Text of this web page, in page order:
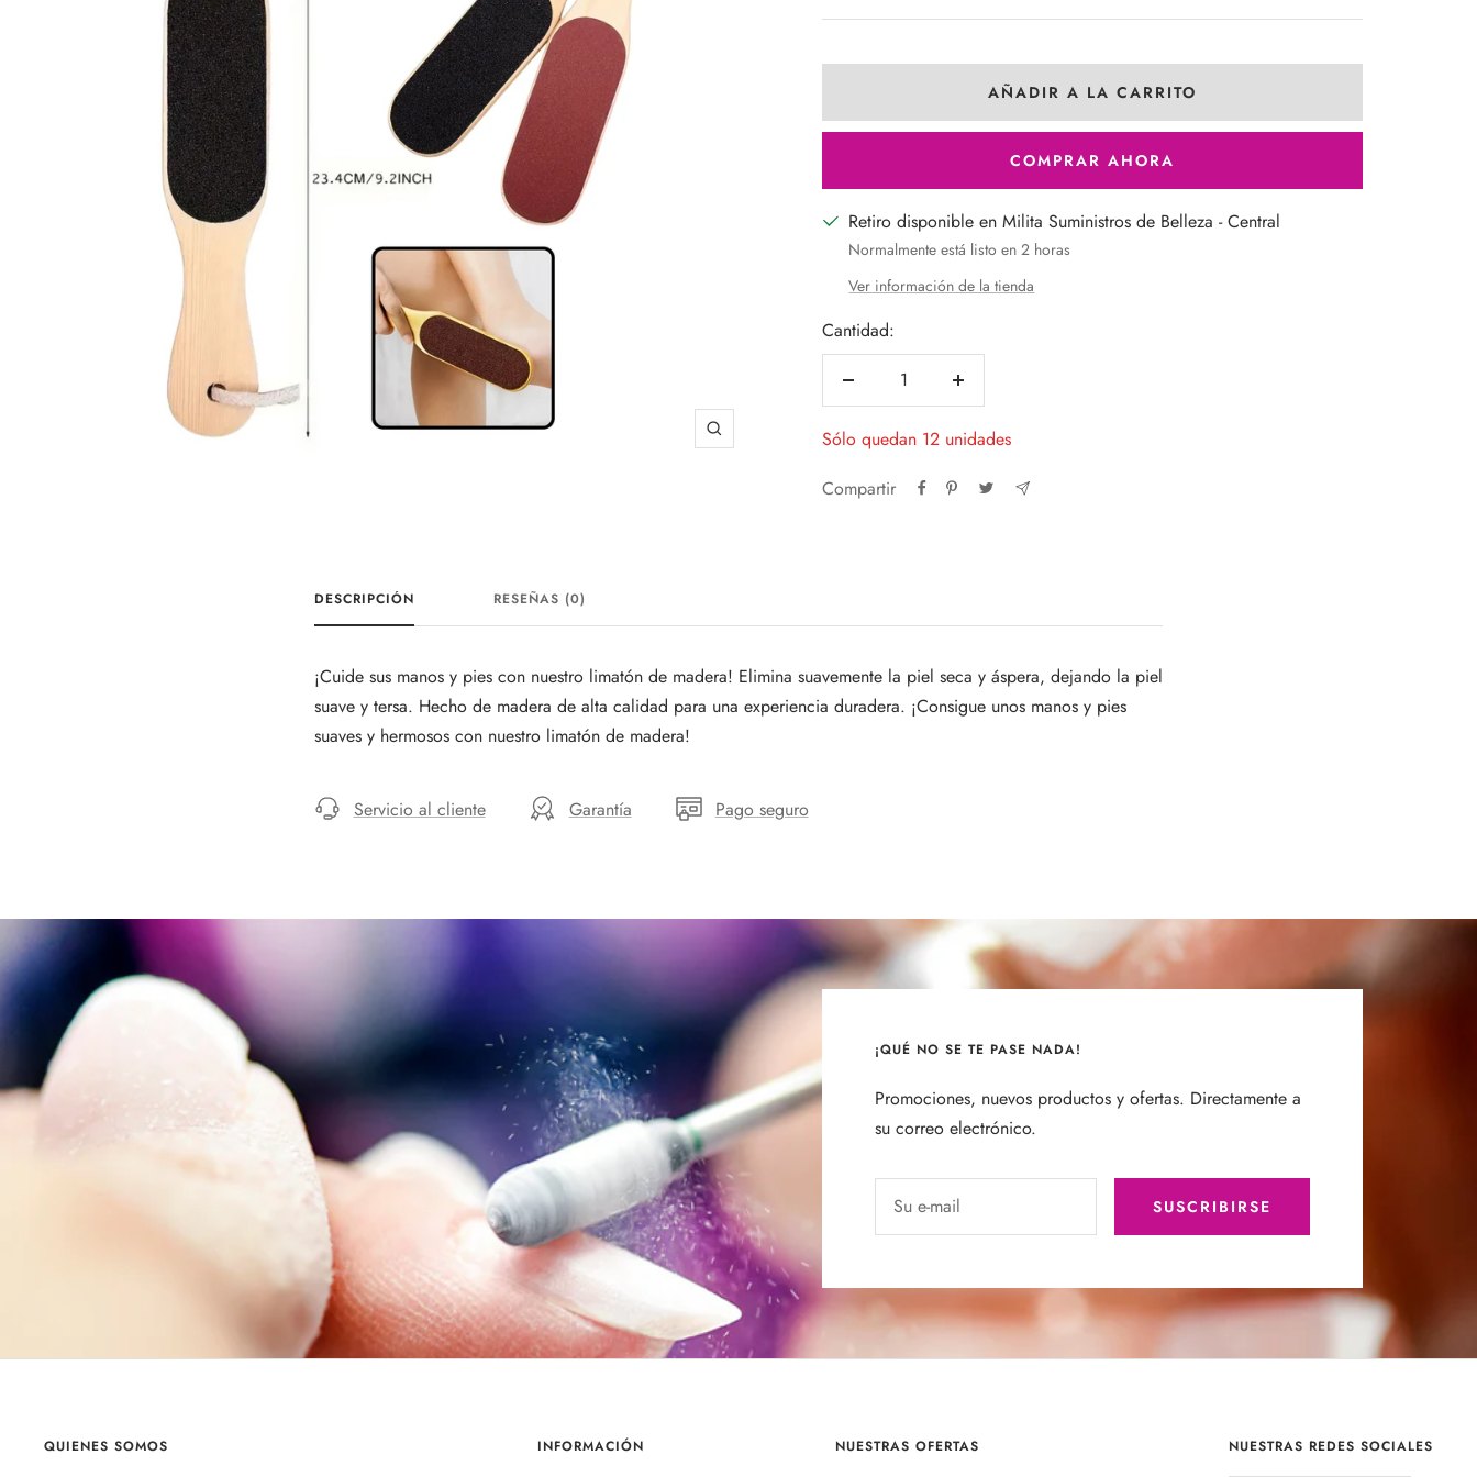
Zoom
venta
AÑADIR A LA CARRITO
COMPRAR AHORA
Retiro disponible en Milita Suministros de Belleza - Central
Normalmente está listo en 2 horas
Ver información de la tienda
Cantidad:
Decrecer
Aumentar
Sólo quedan 12 unidades
Compartir
DESCRIPCIÓN RESEÑAS (0)
¡Cuide sus manos y pies con nuestro limatón de madera! Elimina suavemente la piel seca y áspera, dejando la piel
suave y tersa. Hecho de madera de alta calidad para una experiencia duradera. ¡Consigue unos manos y pies
suaves y hermosos con nuestro limatón de madera!
Servicio al cliente Garantía Pago seguro
¡QUÉ NO SE TE PASE NADA!
Promociones, nuevos productos y ofertas. Directamente a
su correo electrónico.
Su e-mail SUSCRIBIRSE
QUIENES SOMOS INFORMACIÓN NUESTRAS OFERTAS NUESTRAS REDES SOCIALES